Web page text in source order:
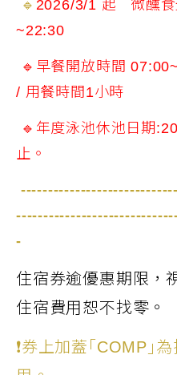
🔹 2026/3/1 起 微醺食
~22:30
🔹早餐開放時間
/ 用餐時間1小時
🔹年度泳池休池日期
止。
-
住宿券逾優惠期限，
住宿費用恕不找零。
❗券上加蓋｢COMP｣